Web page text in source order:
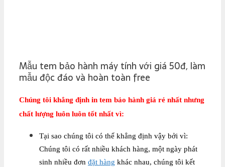
Mẫu tem bảo hành máy tính với giá 50đ, làm
mẫu độc đáo và hoàn toàn free
Chúng tôi khẳng định in tem bảo hành giá rẻ nhất nhưng
chất lượng luôn luôn tốt nhất vì:
Tại sao chúng tôi có thể khẳng định vậy bởi vì:
Chúng tôi có rất nhiều khách hàng, một ngày phát
sinh nhiều đơn đặt hàng khác nhau, chúng tôi kết